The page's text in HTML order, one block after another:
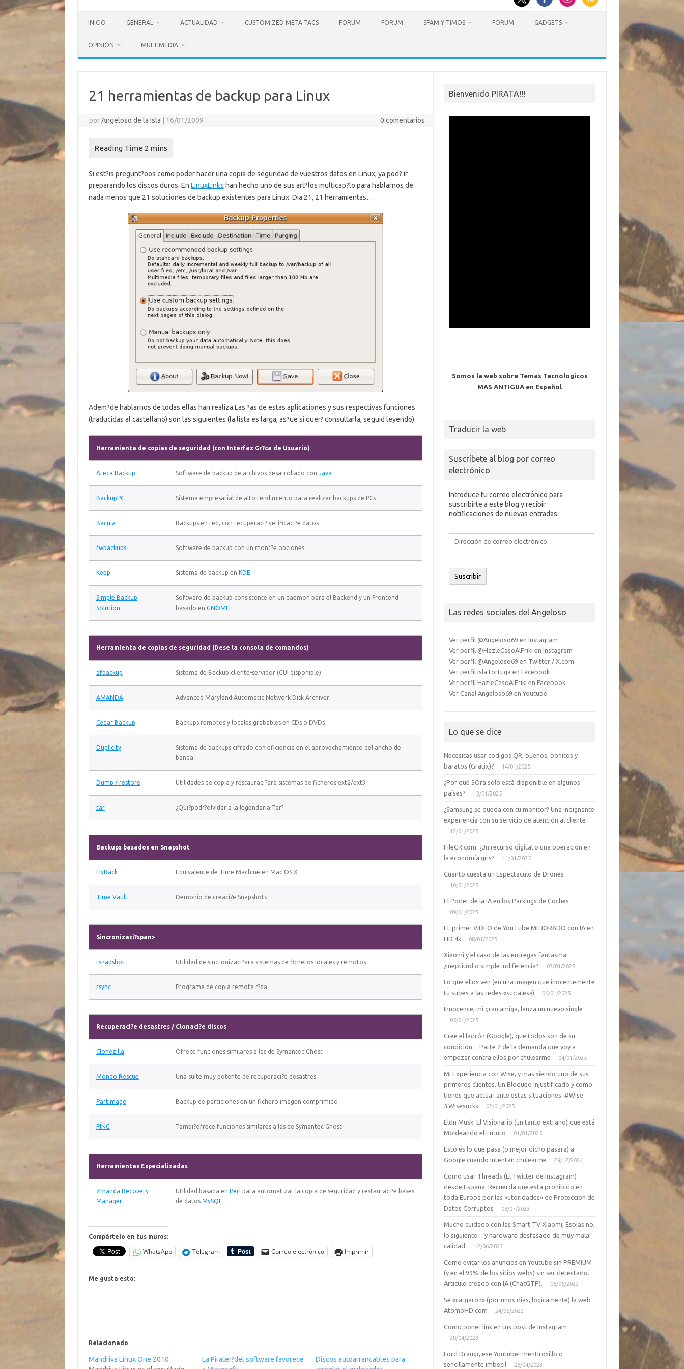
INICIO GENERAL ACTUALIDAD CUSTOMIZED META TAGS FORUM FORUM SPAM Y TIMOS FORUM GADGETS
OPINIÓN MULTIMEDIA
21 herramientas de backup para Linux
porAngeloso de la Isla 16/01/2009 0 comentarios
Si est?is pregunt?oos como poder hacer una copia de seguridad de vuestros datos en Linux, ya pod? ir
preparando los discos duros. En LinuxLinks han hecho uno de sus art?los multicap?lo para hablarnos de
nada menos que 21 soluciones de backup existentes para Linux. Dia 21, 21 herramientas…
Adem?de hablarnos de todas ellas han realiza Las ?as de estas aplicaciones y sus respectivas funciones
(traducidas al castellano) son las siguientes (la lista es larga, as?ue si quer? consultarla, seguid leyendo)
Herramienta de copias de seguridad (con Interfaz Gr?ca de Usuario)
Areca Backup Software de backup de archivos desarrollado con Java
BackupPC Sistema empresarial de alto rendimiento para realizar backups de PCs
Bacula Backups en red, con recuperaci? verificaci?e datos
fwbackups Software de backup con un mont?e opciones
Keep Sistema de backup en KDE
Simple Backup
Solution
Software de backup consistente en un daemon para el Backend y un Frontend
basado en GNOME
Herramienta de copias de seguridad (Dese la consola de comandos)
afbackup Sistema de Backup cliente-servidor (GUI disponible)
AMANDA Advanced Maryland Automatic Network Disk Archiver
Cedar Backup Backups remotos y locales grabables en CDs o DVDs
Duplicity
Sistema de backups cifrado con eficiencia en el aprovechamiento del ancho de
banda
Dump / restore Utilidades de copia y restauraci?ara sistemas de ficheros ext2/ext3
tar ¿Qui?podr?olvidar a la legendaria Tar?
Backups basados en Snapshot
FlyBack Equivalente de Time Machine en Mac OS X
Time Vault Demonio de creaci?e Snapshots
Sincronizaci?span>
rsnapshot Utilidad de sincronizaci?ara sistemas de ficheros locales y remotos
rsync Programa de copia remota r?da
Recuperaci?e desastres / Clonaci?e discos
Clonezilla Ofrece funciones similares a las de Symantec Ghost
Mondo Rescue Una suite muy potente de recuperaci?e desastres
PartImage Backup de particiones en un fichero imagen comprimido
PING Tambi?ofrece funciones similares a las de Symantec Ghost
Herramientas Especializadas
Zmanda Recovery
Manager
Utilidad basada en Perlpara automatizar la copia de seguridad y restauraci?e bases
de datos MySQL
Compártelo en tus muros:
WhatsApp Telegram Correo electrónico Imprimir
Me gusta esto:
Relacionado
Mandriva Linux One 2010
La Pirater?del software favorece
Discos autoarrancables para
Bienvenido PIRATA!!!
Somos la web sobre Temas Tecnologicos
MAS ANTIGUA en Español
Traducir la web
Suscríbete al blog por correo
electrónico
Introduce tu correo electrónico para
suscribirte a este blog y recibir
notificaciones de nuevas entradas.
Dirección
electrónico
Suscribir
Las redes sociales del Angeloso
Ver perfil @Angeloso69 en Instagram
Ver perfil @HazleCasoAlFriki en Instagram
Ver perfil @Angeloso69 en Twitter / X.com
Ver perfil IslaTortuga en Facebook
Ver perfil HazleCasoAlFriki en Facebook
Ver Canal Angeloso69 en Youtube
Lo que se dice
Necesitas usar codigos QR, buenos, bonitos y
baratos (Gratix)?
14/01/2025
¿Por qué SOra solo está disponible en algunos
países?
13/01/2025
¿Samsung se queda con tu monitor? Una indignante
experiencia con su servicio de atención al cliente
12/01/2025
FileCR.com: ¿Un recurso digital o una operación en
la economía gris?
11/01/2025
Cuanto cuesta un Espectaculo de Drones
10/01/2025
El Poder de la IA en los Parkings de Coches
09/01/2025
EL primer VIDEO de YouTube MEJORADO con IA en
HD 4k
08/01/2025
Xiaomi y el caso de las entregas fantasma:
¿ineptitud o simple indiferencia?
07/01/2025
Lo que ellos ven (en una imagen que inocentemente
tu subes a las redes «suciales»)
06/01/2025
Innocence, mi gran amiga, lanza un nuevo single
05/01/2025
Cree el ladrón (Google), que todos son de su
condición… Parte 2 de la demanda que voy a
empezar contra ellos por chulearme
04/01/2025
Mi Experiencia con Wise, y mas siendo uno de sus
primeros clientes. Un Bloqueo Injustificado y como
tienes que actuar ante estas situaciones. #Wise
#Wisesucks
02/01/2025
Elon Musk: El Visionario (un tanto extraño) que está
Moldeando el Futuro
01/01/2025
Esto es lo que pasa (o mejor dicho pasara) a
Google cuando intentan chulearme
29/12/2024
Como usar Threads (El Twitter de Instagram)
desde España. Recuerda que esta prohibido en
toda Europa por las «utoridades» de Proteccion de
Datos Corruptos
08/07/2023
Mucho cuidado con las Smart TV Xiaomi, Espias no,
lo siguiente… y hardware desfasado de muy mala
calidad.
12/06/2023
Como evitar los anuncios en Youtube sin PREMIUM
(y en el 99% de los sitios webs) sin ser detectado.
Articulo creado con IA (ChatGTP).
08/06/2023
Se «cargaron» (por unos dias, logicamente) la web
AtomoHD.com
24/05/2023
Como poner link en tus post de Instagram
28/04/2023
Lord Draugr, ese Youtuber mentirosillo o
sencillamente imbecil
26/04/2023